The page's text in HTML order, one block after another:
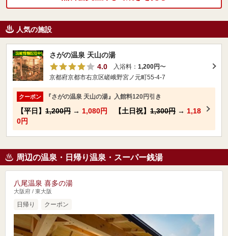
人気の施設
さがの温泉 天山の湯
4.0
入浴料： 1,200円〜
京都府京都市右京区嵯峨野宮ノ元町55-4-7
クーポン 『さがの温泉 天山の湯』入館料120円引き
【平日】 1,200円 → 1,080円 【土日祝】 1,300円 → 1,18
0円
周辺の温泉・日帰り温泉・スーパー銭湯
八尾温泉 喜多の湯
大阪府 / 東大阪
日帰り クーポン